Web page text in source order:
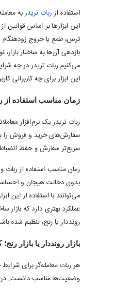
استفاده ازربات تریدربه
این ابزارها بر اساس
ترس، طمع یا خروج
بازدهی آن‌ها به ساختار
می‌کنیم ربات تریدر در چه
این ابزار برای چه کاربرانی
زمان مناسب استفاده از
ربات تریدر یک نرم‌افزار
سفارش‌های خرید و فروش را
سریع‌تر سفارش و حفظ
زمان مناسب استفاده از
بدون دخالت هیجان و
می‌توانند با استفاده از این
عملکرد بهتری دارد که بازار
رونددار یا رنج، تنظیم شده
بازار رونددار یا بازار
هر ربات معامله‌گر برای
وضعیت‌ها مناسب دانست. در